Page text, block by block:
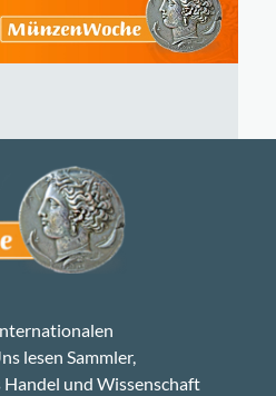
lesen Sammler,
und Wissenschaft